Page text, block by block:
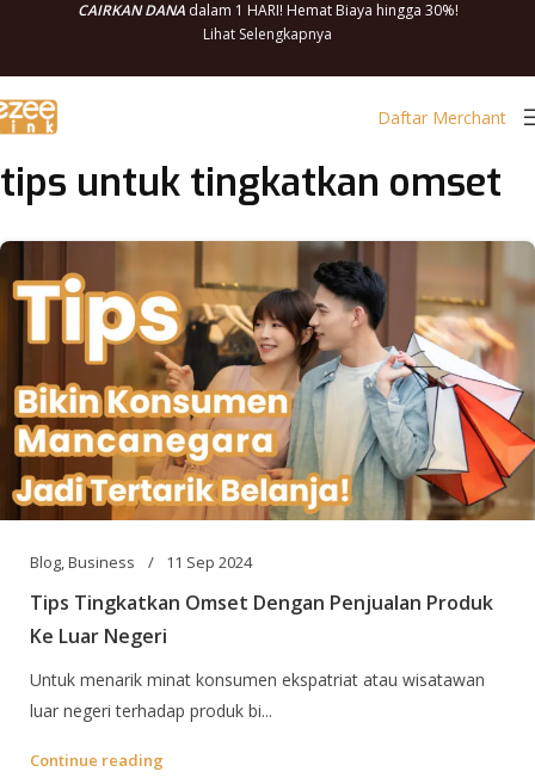
CAIRKAN DANAdalam 1 HARI! Hemat Biaya hingga 30%!
Lihat Selengkapnya
Daftar Merchant
tips untuk tingkatkan omset
Blog,Business 11 Sep 2024
Tips Tingkatkan Omset Dengan Penjualan Produk
Ke Luar Negeri
Untuk menarik minat konsumen ekspatriat atau wisatawan
luar negeri terhadap produk bi...
Continue reading